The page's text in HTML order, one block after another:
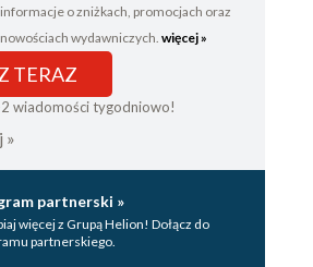
informacje o zniżkach, promocjach oraz
nowościach wydawniczych. więcej »
TERAZ
2 wiadomości tygodniowo!
»
partnerski »
więcej z Grupą Helion! Dołącz do
partnerskiego.